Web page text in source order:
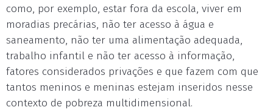
como, por exemplo, estar fora da escola, viver em
moradias precárias, não ter acesso à água e
saneamento, não ter uma alimentação adequada,
trabalho infantil e não ter acesso à informação,
fatores considerados privações e que fazem com que
tantos meninos e meninas estejam inseridos nesse
contexto de pobreza multidimensional.